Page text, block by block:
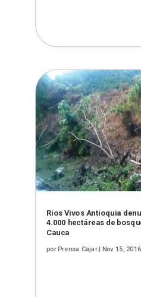
Ríos Vivos Antioquia
4.000 hectáreas de
Cauca
porPrensa Cajar| Nov 15, 2016